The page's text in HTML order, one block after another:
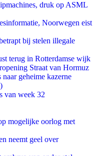
druk op ASML
Noorwegen eist
bij stelen illegale
terug in Rotterdamse wijk
Straat van Hormuz
geheime kazerne
van week 32
mogelijke oorlog met
neemt geel over